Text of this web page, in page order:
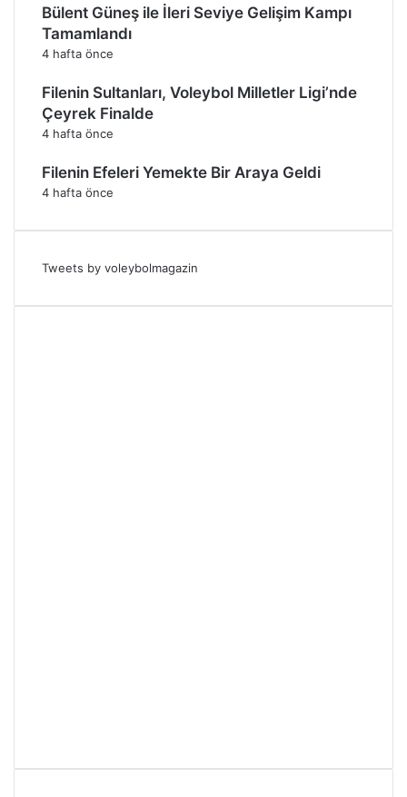
Bülent Güneş ile İleri Seviye Gelişim Kampı
Tamamlandı
4 hafta önce
Filenin Sultanları, Voleybol Milletler Ligi’nde
Çeyrek Finalde
4 hafta önce
Filenin Efeleri Yemekte Bir Araya Geldi
4 hafta önce
Tweets by voleybolmagazin